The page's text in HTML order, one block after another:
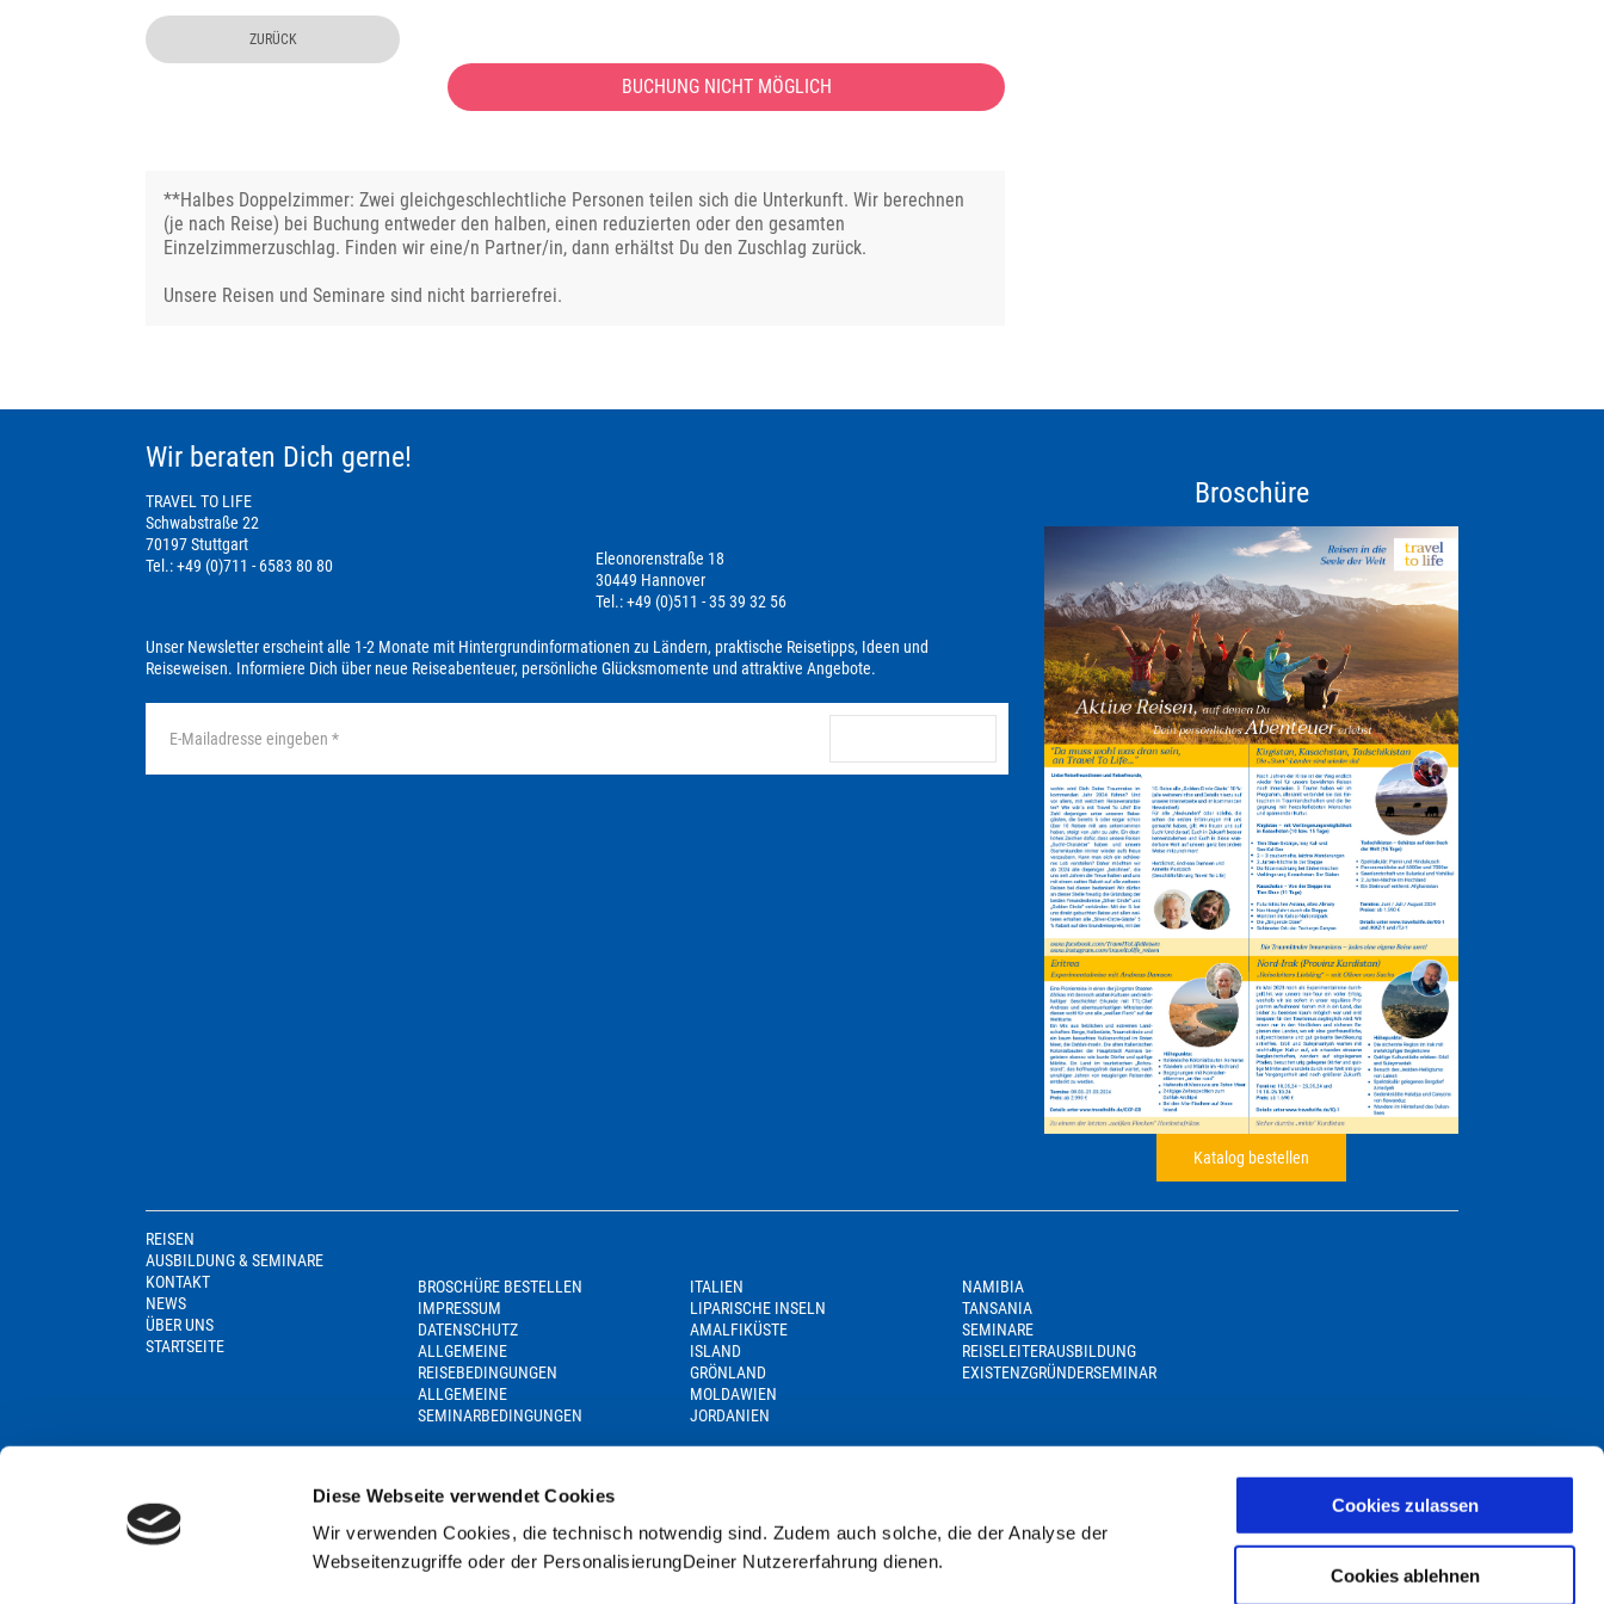
Diese Webseite verwendet Cookies
Wir verwenden Cookies, die technisch notwendig sind. Zudem auch solche, die der Analyse der
Webseitenzugriffe oder der PersonalisierungDeiner Nutzererfahrung dienen.
Cookies zulassen
Cookies ablehnen
ZURÜCK
BUCHUNG NICHT MÖGLICH
**Halbes Doppelzimmer: Zwei gleichgeschlechtliche Personen teilen sich die Unterkunft. Wir berechnen
(je nach Reise) bei Buchung entweder den halben, einen reduzierten oder den gesamten
Einzelzimmerzuschlag. Finden wir eine/n Partner/in, dann erhältst Du den Zuschlag zurück.
Unsere Reisen und Seminare sind nicht barrierefrei.
Wir beraten Dich gerne!
TRAVEL TO LIFE
Schwabstraße 22
70197 Stuttgart
Tel.: +49 (0)711 - 6583 80 80
Eleonorenstraße 18
30449 Hannover
Tel.: +49 (0)511 - 35 39 32 56
Unser Newsletter erscheint alle 1-2 Monate mit Hintergrundinformationen zu Ländern, praktische Reisetipps, Ideen und
Reiseweisen. Informiere Dich über neue Reiseabenteuer, persönliche Glücksmomente und attraktive Angebote.
Broschüre
Katalog bestellen
REISEN
AUSBILDUNG & SEMINARE
KONTAKT
NEWS
ÜBER UNS
STARTSEITE
BROSCHÜRE BESTELLEN
IMPRESSUM
DATENSCHUTZ
ALLGEMEINE
REISEBEDINGUNGEN
ALLGEMEINE
SEMINARBEDINGUNGEN
ITALIEN
LIPARISCHE INSELN
AMALFIKÜSTE
ISLAND
GRÖNLAND
MOLDAWIEN
JORDANIEN
NAMIBIA
TANSANIA
SEMINARE
REISELEITERAUSBILDUNG
EXISTENZGRÜNDERSEMINAR